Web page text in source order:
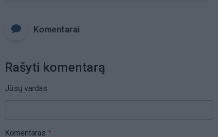
Komentarai
Rašyti komentarą
Jūsų vardas
Komentaras